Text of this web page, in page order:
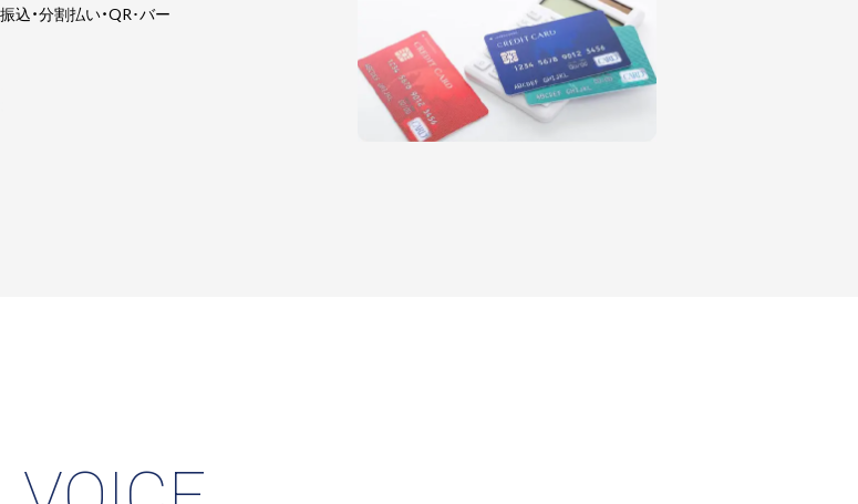
込・分割払い・QR･バー